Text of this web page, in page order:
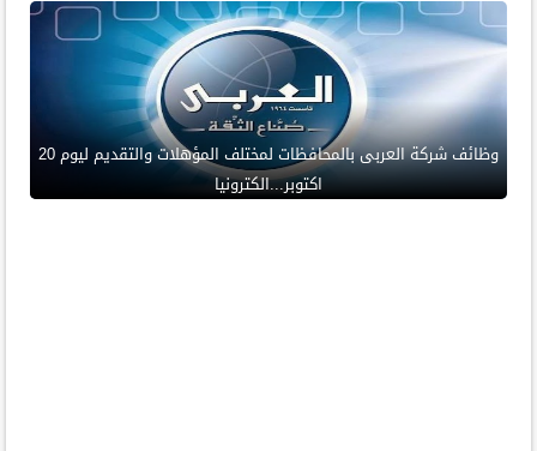
وظائف شركة العربى بالمحافظات لمختلف المؤهلات والتقديم ليوم 20
اكتوبر...الكترونيا